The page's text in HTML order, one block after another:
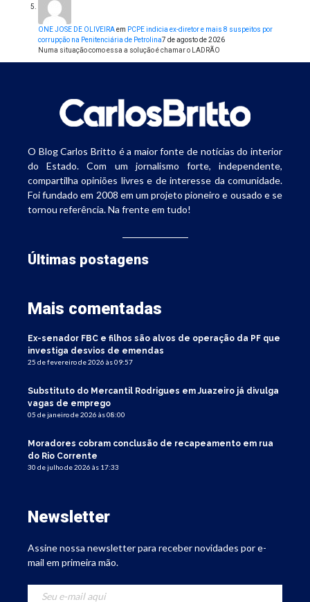
ONE JOSE DE OLIVEIRAem PCPE indicia ex-diretor e mais 8 suspeitos por
corrupção na Penitenciária de Petrolina7 de agosto de 2026
Numa situação como essa a solução é chamar o LADRÃO
O Blog Carlos Britto é a maior fonte de notícias do interior
do Estado. Com um jornalismo forte, independente,
compartilha opiniões livres e de interesse da comunidade.
Foi fundado em 2008 em um projeto pioneiro e ousado e se
tornou referência. Na frente em tudo!
Últimas postagens
Mais comentadas
Ex-senador FBC e filhos são alvos de operação da PF que
investiga desvios de emendas
25 de fevereiro de 2026 às 09:57
Substituto do Mercantil Rodrigues em Juazeiro já divulga
vagas de emprego
05 de janeiro de 2026 às 08:00
Moradores cobram conclusão de recapeamento em rua
do Rio Corrente
30 de julho de 2026 às 17:33
Newsletter
Assine nossa newsletter para receber novidades por e-
mail em primeira mão.